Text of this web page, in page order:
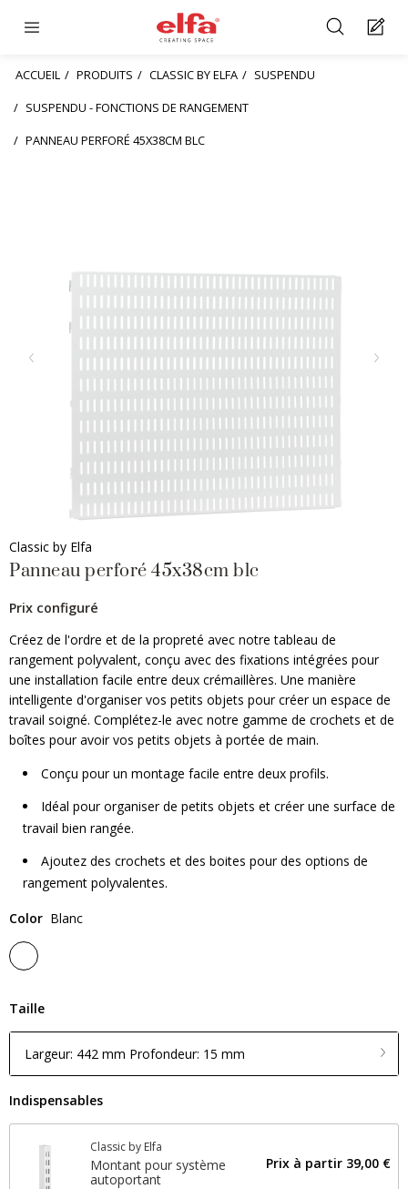
ACCUEIL PRODUITS CLASSIC BY ELFA
SUSPENDU
SUSPENDU - FONCTIONS DE RANGEMENT
PANNEAU PERFORÉ 45X38CM BLC
Classic by Elfa
Panneau perforé 45x38cm blc
Prix configuré
Créez de l'ordre et de la propreté avec notre tableau de
rangement polyvalent, conçu avec des fixations intégrées pour
une installation facile entre deux crémaillères. Une manière
intelligente d'organiser vos petits objets pour créer un espace de
travail soigné. Complétez-le avec notre gamme de crochets et de
boîtes pour avoir vos petits objets à portée de main.
Conçu pour un montage facile entre deux profils.
Idéal pour organiser de petits objets et créer une surface de
travail bien rangée.
Ajoutez des crochets et des boites pour des options de
rangement polyvalentes.
Color Blanc
Taille
Largeur: 442 mm Profondeur: 15 mm
Indispensables
Classic by Elfa
Montant pour système
autoportant
Prix ​​à partir 39,00 €